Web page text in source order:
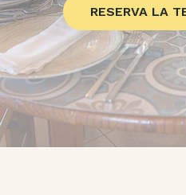
RESERVA LA